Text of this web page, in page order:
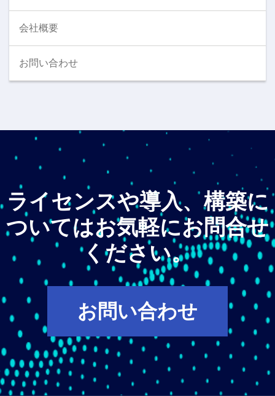
会社概要
お問い合わせ
ライセンスや導入、構築に
ついてはお気軽にお問合せ
ください。
お問い合わせ